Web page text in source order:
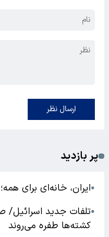
ارسال نظر
پر بازدید
●ایران، خانه‌ای برای
●تلفات جدید اسرائیل/
کشته‌ها طفره می‌روند